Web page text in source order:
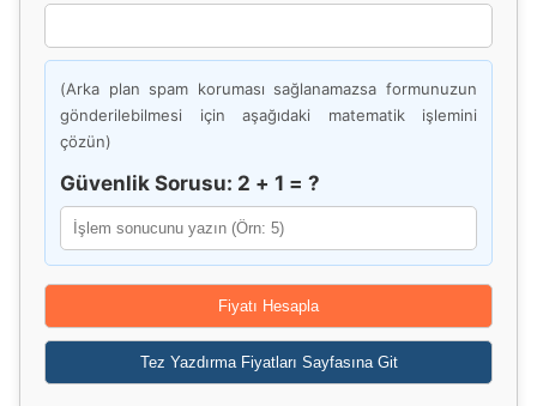
(Arka plan spam koruması sağlanamazsa formunuzun
gönderilebilmesi için aşağıdaki matematik işlemini
çözün)
Güvenlik Sorusu: 2 + 1 = ?
Fiyatı Hesapla
Tez Yazdırma Fiyatları Sayfasına Git